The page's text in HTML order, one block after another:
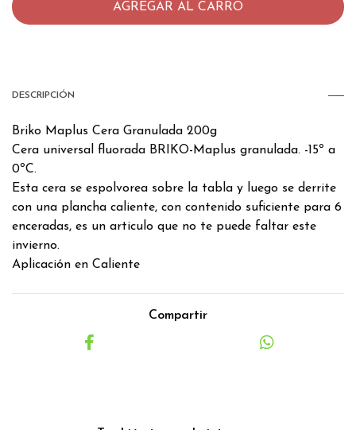
DESCRIPCIÓN
Briko Maplus Cera Granulada 200g
Cera universal fluorada BRIKO-Maplus granulada. -15º a
0ºC.
Esta cera se espolvorea sobre la tabla y luego se derrite
con una plancha caliente, con contenido suficiente para 6
enceradas, es un articulo que no te puede faltar este
invierno.
Aplicación en Caliente
Compartir